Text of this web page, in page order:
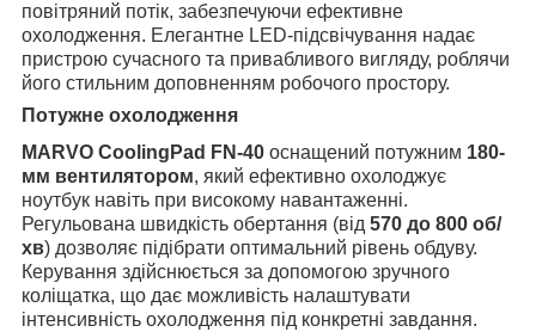
повітряний потік, забезпечуючи ефективне
охолодження. Елегантне LED-підсвічування надає
пристрою сучасного та привабливого вигляду, роблячи
його стильним доповненням робочого простору.
Потужне охолодження
MARVO CoolingPad FN-40 оснащений потужним 180-
мм вентилятором, який ефективно охолоджує
ноутбук навіть при високому навантаженні.
Регульована швидкість обертання (від 570 до 800 об/
хв) дозволяє підібрати оптимальний рівень обдуву.
Керування здійснюється за допомогою зручного
коліщатка, що дає можливість налаштувати
інтенсивність охолодження під конкретні завдання.